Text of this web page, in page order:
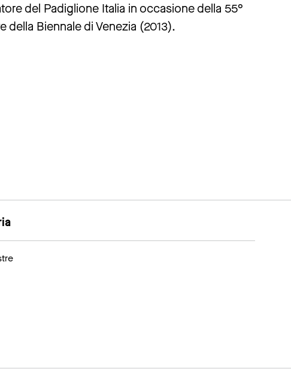
del Padiglione Italia in occasione della 55°
della Biennale di Venezia (2013).